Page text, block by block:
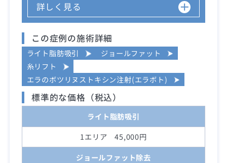
詳しく見る
この症例の施術詳細
ライト脂肪吸引
ジョールファット
糸リフト
エラのボツリヌストキシン注射(エラボト)
標準的な価格（税込）
ライト脂肪吸引
1エリア 45,000円
ジョールファット除去